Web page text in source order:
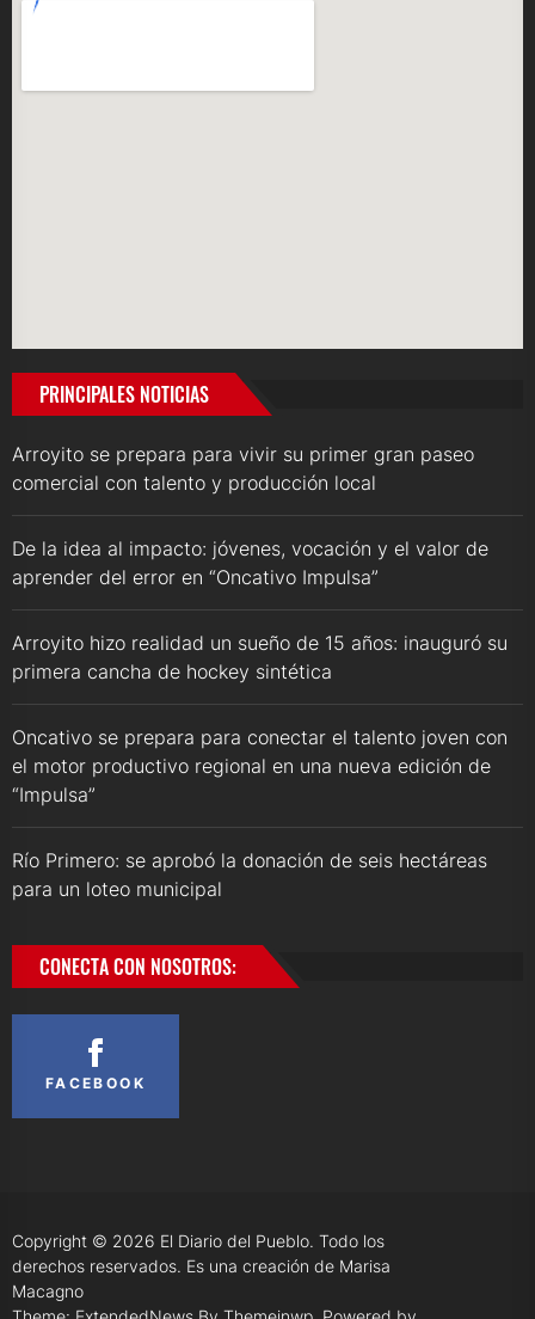
PRINCIPALES NOTICIAS
Arroyito se prepara para vivir su primer gran paseo
comercial con talento y producción local
De la idea al impacto: jóvenes, vocación y el valor de
aprender del error en “Oncativo Impulsa”
Arroyito hizo realidad un sueño de 15 años: inauguró su
primera cancha de hockey sintética
Oncativo se prepara para conectar el talento joven con
el motor productivo regional en una nueva edición de
“Impulsa”
Río Primero: se aprobó la donación de seis hectáreas
para un loteo municipal
CONECTA CON NOSOTROS:
FACEBOOK
Copyright © 2026 El Diario del Pueblo. Todo los
derechos reservados. Es una creación de Marisa
Macagno